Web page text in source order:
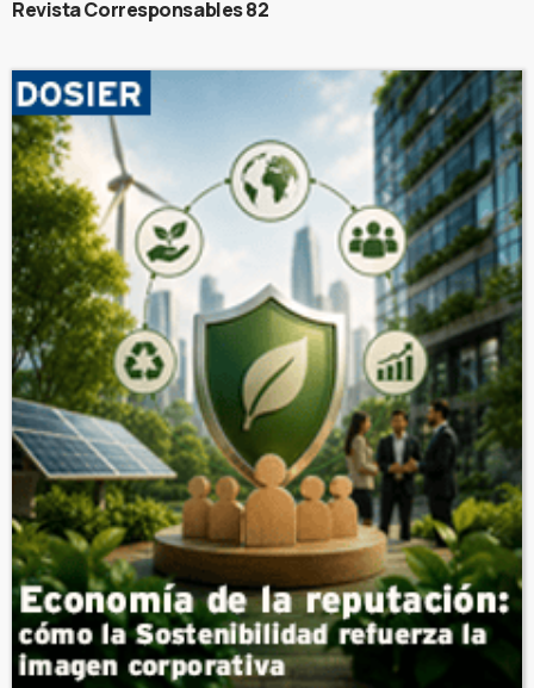
Revista Corresponsables 82